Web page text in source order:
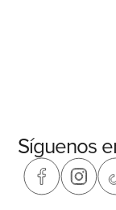
Síguenos